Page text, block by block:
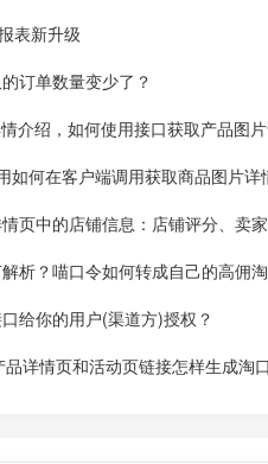
表新升级
订单数量变少了？
介绍，如何使用接口获取产品图
如何在客户端调用获取商品图片详
页中的店铺信息：店铺评分、卖
析？喵口令如何转成自己的高佣
给你的用户(渠道方)授权？
详情页和活动页链接怎样生成淘